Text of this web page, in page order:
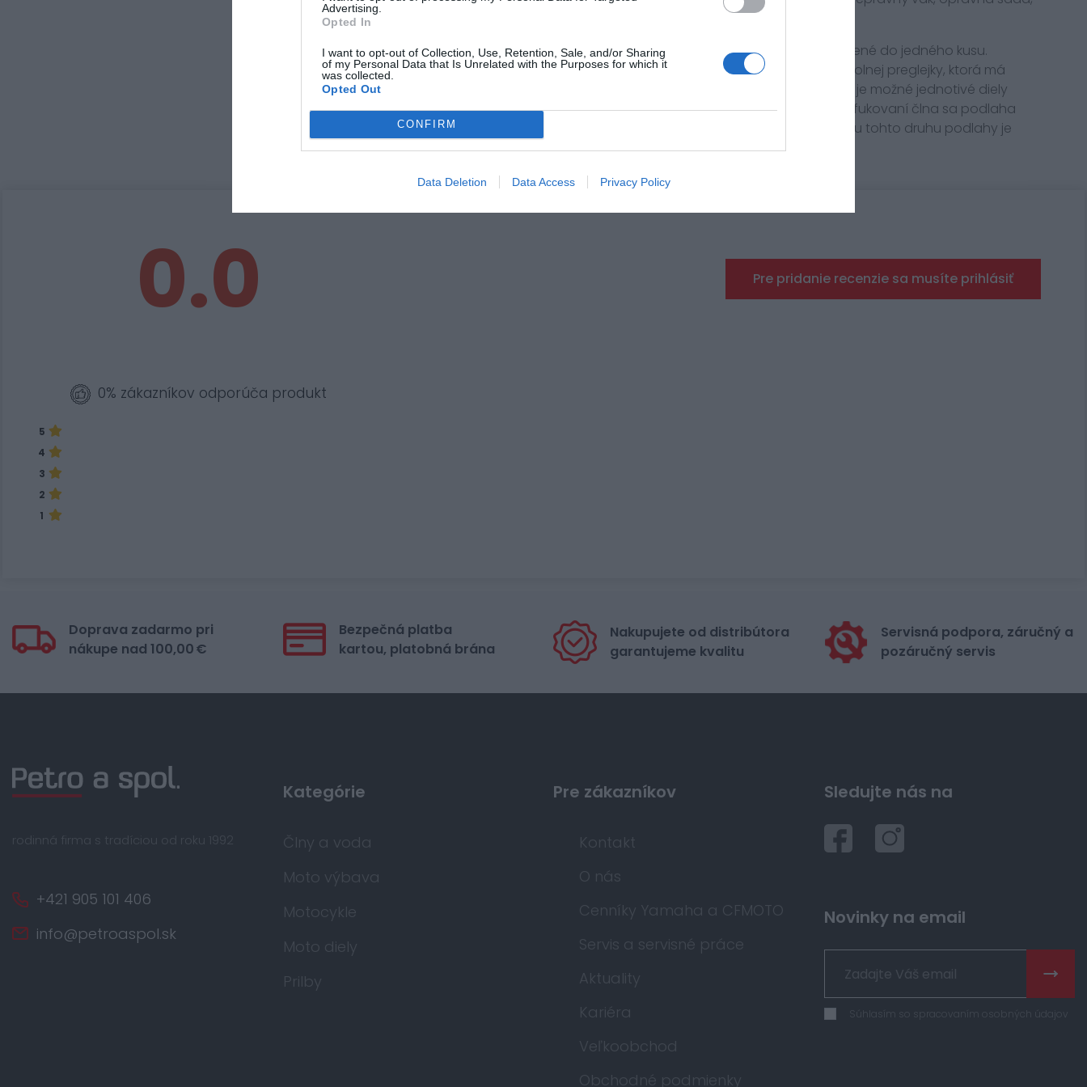
Advertising.
Opted In
I want to opt-out of Collection, Use, Retention, Sale, and/or Sharing
of my Personal Data that Is Unrelated with the Purposes for which it
was collected.
Opted Out
CONFIRM
Data Deletion Data Access Privacy Policy
návod na obsluhu, držiak motora.
Pevná podlaha je zložená z dielov, ktoré sú spojené do jedného kusu.
Jednotlivé diely podlahy sú vyrobené z vodeodolnej preglejky, ktorá má
protišmykovú úpravu. Po vybratí podlahy z člna je možné jednotivé diely
zložiť na seba do kompaktných rozmerov. Pri nafukovaní člna sa podlaha
rozloží a jednoducho vloží na dno člna. Výhodou tohto druhu podlahy je
pokrytie celej plochy dna člna.
0.0
0% zákazníkov odporúča produkt
5
4
3
2
1
Pre pridanie recenzie sa musíte prihlásiť
Doprava zadarmo pri
nákupe nad 100,00 €
Bezpečná platba
kartou, platobná brána
Nakupujete od distribútora
garantujeme kvalitu
Servisná podpora, záručný a
pozáručný servis
rodinná firma s tradíciou od roku 1992
+421 905 101 406
info@petroaspol.sk
Sledujte nás na
Novinky na email
Súhlasím so spracovaním osobných údajov
Kategórie
Člny a voda
Moto výbava
Motocykle
Moto diely
Prilby
Pre zákazníkov
Kontakt
O nás
Cenníky Yamaha a CFMOTO
Servis a servisné práce
Aktuality
Kariéra
Veľkoobchod
Obchodné podmienky